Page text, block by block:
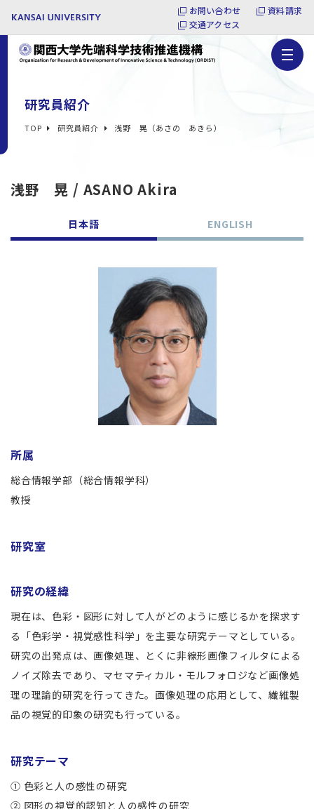
お問い合わせ
資料請求
交通アクセス
研究員紹介
TOP 研究員紹介 浅野 晃（あさの あきら）
浅野 晃 / ASANO Akira
日本語 ENGLISH
所属
総合情報学部（総合情報学科）
教授
研究室
研究の経緯
現在は、色彩・図形に対して人がどのように感じるかを探求す
る「色彩学・視覚感性科学」を主要な研究テーマとしている。
研究の出発点は、画像処理、とくに非線形画像フィルタによる
ノイズ除去であり、マセマティカル・モルフォロジなど画像処
理の理論的研究を行ってきた。画像処理の応用として、繊維製
品の視覚的印象の研究も行っている。
研究テーマ
① 色彩と人の感性の研究
② 図形の視覚的認知と人の感性の研究